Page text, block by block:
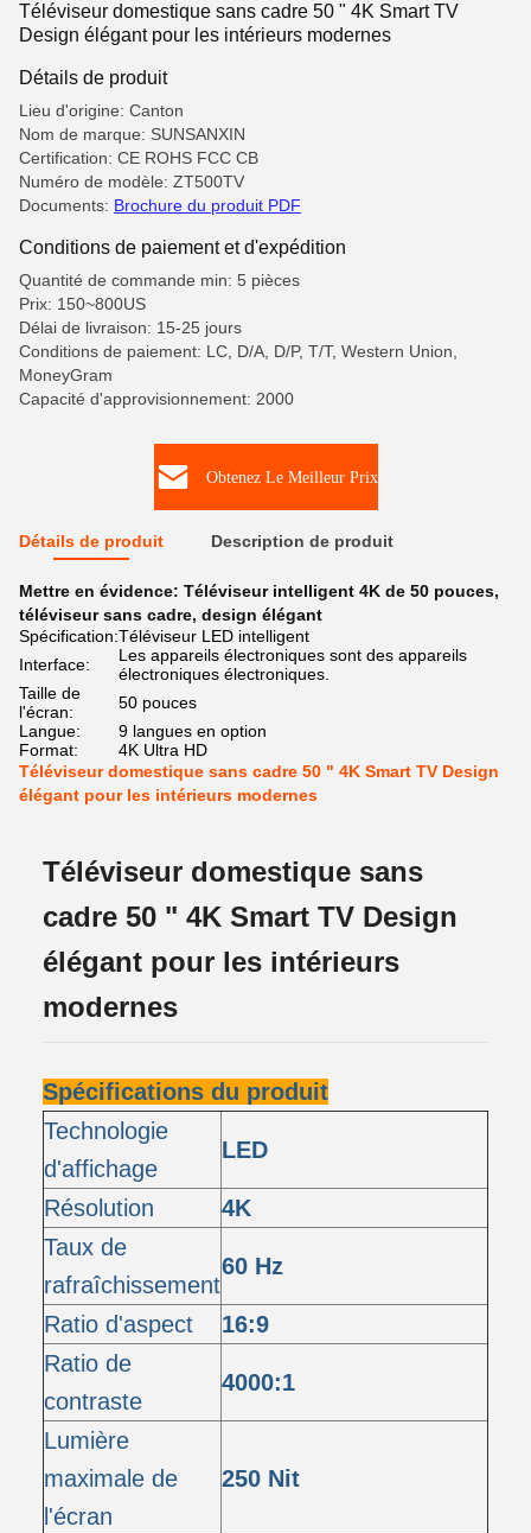
Téléviseur domestique sans cadre 50 " 4K Smart TV
Design élégant pour les intérieurs modernes
Détails de produit
Lieu d'origine: Canton
Nom de marque: SUNSANXIN
Certification: CE ROHS FCC CB
Numéro de modèle: ZT500TV
Documents: Brochure du produit PDF
Conditions de paiement et d'expédition
Quantité de commande min: 5 pièces
Prix: 150~800US
Délai de livraison: 15-25 jours
Conditions de paiement: LC, D/A, D/P, T/T, Western Union,
MoneyGram
Capacité d'approvisionnement: 2000
Obtenez Le Meilleur Prix
Détails de produit Description de produit
Mettre en évidence: Téléviseur intelligent 4K de 50 pouces,
téléviseur sans cadre, design élégant
Spécification:Téléviseur LED intelligent
Interface:
Les appareils électroniques sont des appareils
électroniques électroniques.
Taille de
l'écran:
50 pouces
Langue:
9 langues en option
Format:
4K Ultra HD
Téléviseur domestique sans cadre 50 " 4K Smart TV Design
élégant pour les intérieurs modernes
Téléviseur domestique sans
cadre 50 " 4K Smart TV Design
élégant pour les intérieurs
modernes
Spécifications du produit
Technologie
d'affichage
LED
Résolution
4K
Taux de
rafraîchissement
60 Hz
Ratio d'aspect
16:9
Ratio de
contraste
4000:1
Lumière
maximale de
l'écran
250 Nit